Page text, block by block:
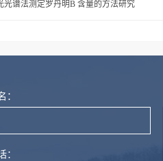
光谱法测定罗丹明B 含量的方法研究
：
：